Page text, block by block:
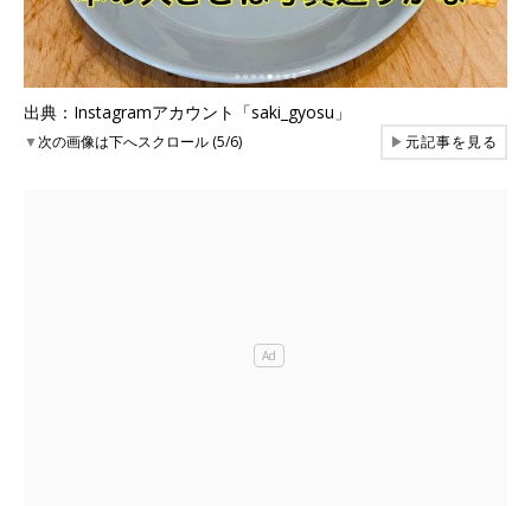
出典：Instagramアカウント「saki_gyosu」
▼次の画像は下へスクロール (5/6) ▶元記事を見る